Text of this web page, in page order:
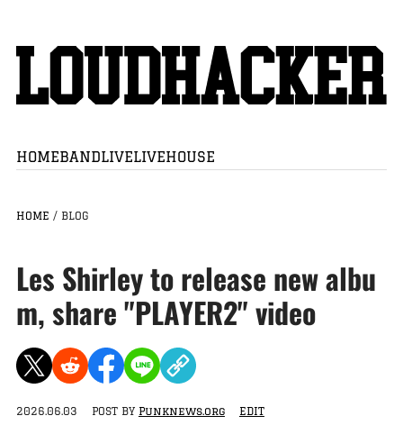
HOMEBANDLIVELIVEHOUSE
HOME / BLOG
Les Shirley to release new albu
m, share "PLAYER2" video
2026.06.03 POST BY Punknews.org EDIT